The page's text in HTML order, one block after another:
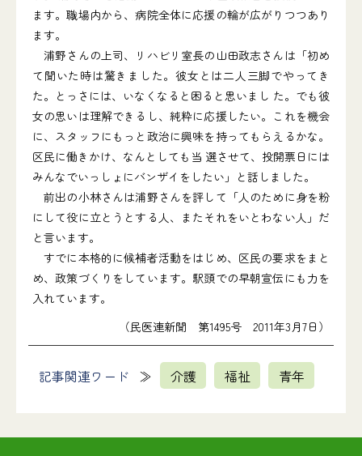
ます。職場内から、病院全体に応援の輪が広がりつつあり
ます。
浦野さんの上司、リハビリ室長の山田政志さんは「初め
て聞いた時は驚きました。彼女とは二人三脚でやってき
た。とっさには、いなくなると困ると思いまし た。でも彼
女の思いは理解できるし、純粋に応援したい。これを機会
に、スタッフにもっと政治に興味を持ってもらえるかな。
区民に働きかけ、なんとしても当 選させて、投開票日には
みんなでいっしょにバンザイをしたい」と話しました。
前出の小林さんは浦野さんを評して「人のために身を粉
にして役に立とうとする人、またそれをいとわない人」だ
と言います。
すでに本格的に候補者活動をはじめ、区民の要求をまと
め、政策づくりをしています。駅頭での早朝宣伝にも力を
入れています。
（民医連新聞 第1495号 2011年3月7日）
記事関連ワード 介護 福祉 青年